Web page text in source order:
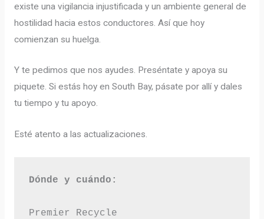
existe una vigilancia injustificada y un ambiente general de
hostilidad hacia estos conductores. Así que hoy
comienzan su huelga.
Y te pedimos que nos ayudes. Preséntate y apoya su
piquete. Si estás hoy en South Bay, pásate por allí y dales
tu tiempo y tu apoyo.
Esté atento a las actualizaciones.
Dónde y cuándo:
Premier Recycle